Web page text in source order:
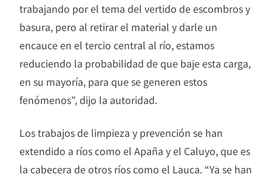
trabajando por el tema del vertido de escombros y
basura, pero al retirar el material y darle un
encauce en el tercio central al río, estamos
reduciendo la probabilidad de que baje esta carga,
en su mayoría, para que se generen estos
fenómenos”, dijo la autoridad.
Los trabajos de limpieza y prevención se han
extendido a ríos como el Apaña y el Caluyo, que es
la cabecera de otros ríos como el Lauca. “Ya se han